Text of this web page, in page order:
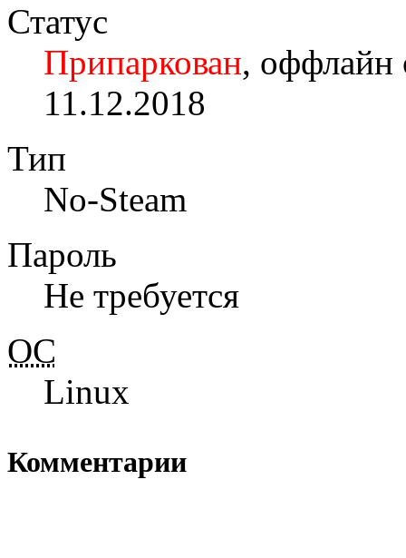
Статус
Припаркован, оффлайн
11.12.2018
Тип
No-Steam
Пароль
Не требуется
ОС
Linux
Комментарии